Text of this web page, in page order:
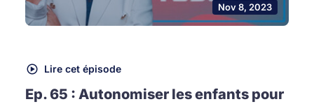
Nov 8, 2023
Lire cet épisode
Ep. 65 : Autonomiser les enfants pour